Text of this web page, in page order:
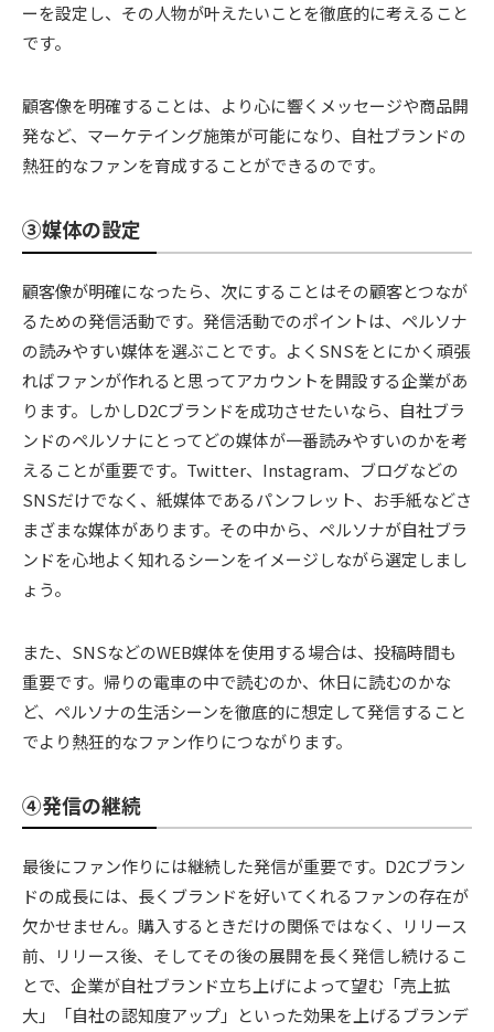
ーを設定し、その人物が叶えたいことを徹底的に考えること
です。
顧客像を明確することは、より心に響くメッセージや商品開
発など、マーケテイング施策が可能になり、自社ブランドの
熱狂的なファンを育成することができるのです。
③媒体の設定
顧客像が明確になったら、次にすることはその顧客とつなが
るための発信活動です。発信活動でのポイントは、ペルソナ
の読みやすい媒体を選ぶことです。よくSNSをとにかく頑張
ればファンが作れると思ってアカウントを開設する企業があ
ります。しかしD2Cブランドを成功させたいなら、自社ブラ
ンドのペルソナにとってどの媒体が一番読みやすいのかを考
えることが重要です。Twitter、Instagram、ブログなどの
SNSだけでなく、紙媒体であるパンフレット、お手紙などさ
まざまな媒体があります。その中から、ペルソナが自社ブラ
ンドを心地よく知れるシーンをイメージしながら選定しまし
ょう。
また、SNSなどのWEB媒体を使用する場合は、投稿時間も
重要です。帰りの電車の中で読むのか、休日に読むのかな
ど、ペルソナの生活シーンを徹底的に想定して発信すること
でより熱狂的なファン作りにつながります。
④発信の継続
最後にファン作りには継続した発信が重要です。D2Cブラン
ドの成長には、長くブランドを好いてくれるファンの存在が
欠かせません。購入するときだけの関係ではなく、リリース
前、リリース後、そしてその後の展開を長く発信し続けるこ
とで、企業が自社ブランド立ち上げによって望む「売上拡
大」「自社の認知度アップ」といった効果を上げるブランデ